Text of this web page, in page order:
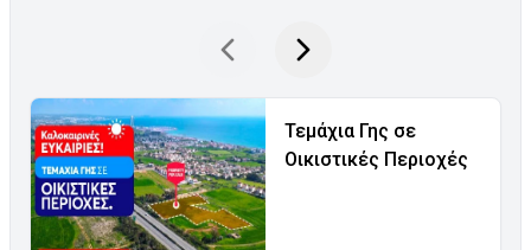
Τεμάχια Γης σε
Οικιστικές Περιοχές